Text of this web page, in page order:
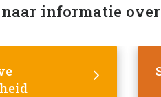
naar informatie